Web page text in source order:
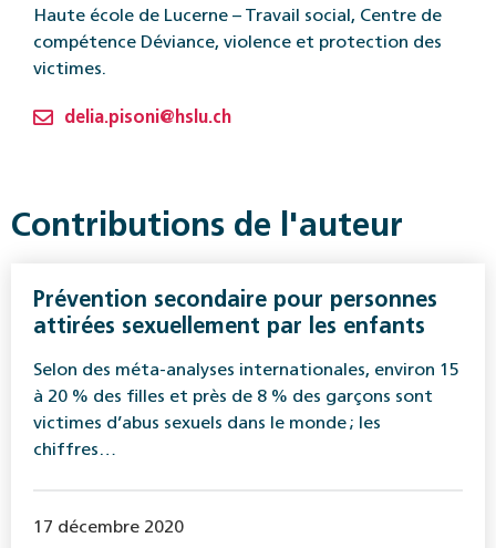
Haute école de Lucerne – Travail social, Centre de
compétence Déviance, violence et protection des
victimes.
delia.pisoni@hslu.ch
Contributions de l'auteur
Prévention secondaire pour personnes
attirées sexuellement par les enfants
Selon des méta-analyses internationales, environ 15
à 20 % des filles et près de 8 % des garçons sont
victimes d’abus sexuels dans le monde ; les
chiffres…
17 décembre 2020